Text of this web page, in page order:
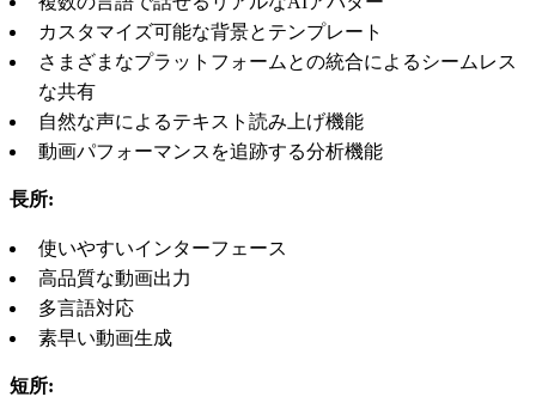
カスタマイズ可能な背景とテンプレート
さまざまなプラットフォームとの統合によるシームレス
な共有
自然な声によるテキスト読み上げ機能
動画パフォーマンスを追跡する分析機能
長所:
使いやすいインターフェース
高品質な動画出力
多言語対応
素早い動画生成
短所: